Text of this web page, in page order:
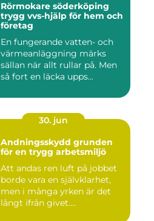
Rörmokare söderköping
trygg vvs-hjälp för hem och
företag
En fungerande vatten- och
värmeanläggning märks
sällan när allt rullar på. Men
så fort en läcka upps...
30. jun
Andningsskydd grunden
för en trygg arbetsmiljö
Att andas ren luft på jobbet
borde vara en självklarhet,
men i många yrken är det
långt ifrån givet....